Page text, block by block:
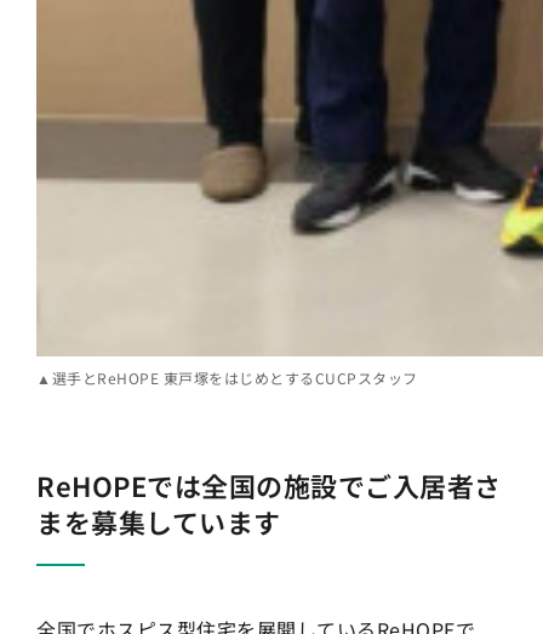
▲選手とReHOPE 東戸塚をはじめとするCUCPスタッフ
ReHOPEでは全国の施設でご入居者さ
まを募集しています